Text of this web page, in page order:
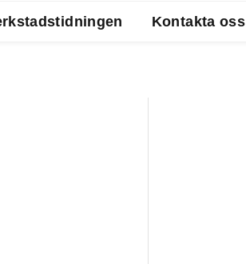
Kontakta oss